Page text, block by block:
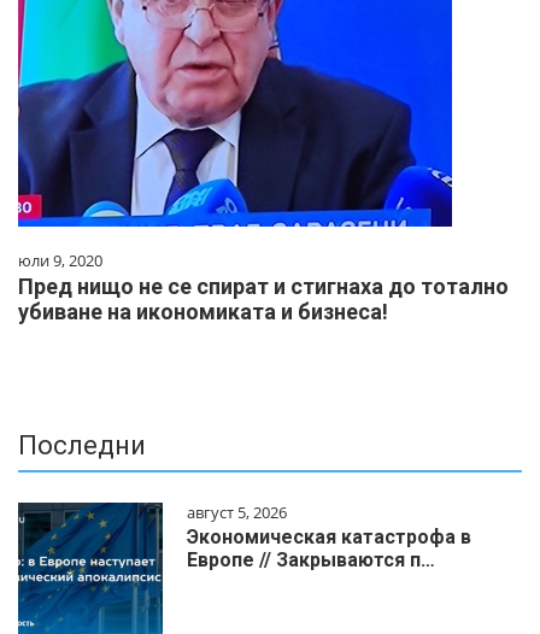
юли 9, 2020
Пред нищо не се спират и стигнаха до тотално
убиване на икономиката и бизнеса!
Последни
август 5, 2026
Экономическая катастрофа в
Европе // Закрываются п…